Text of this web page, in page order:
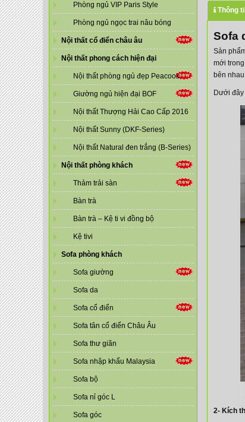
Phòng ngủ VIP Paris Style
Phòng ngủ ngọc trai nâu bóng
Nội thất cổ điển châu âu
Nội thất phong cách hiện đại
Nội thất phòng ngủ đẹp Peacook
Giường ngủ hiện đại BOF
Nội thất Thượng Hải Cao Cấp 2016
Nội thất Sunny (DKF-Series)
Nội thất Natural đen trắng (B-Series)
Nội thất phòng khách
Thảm trải sàn
Bàn trà
Bàn trà – Kệ ti vi đồng bộ
Kệ tivi
Sofa phòng khách
Sofa giường
Sofa da
Sofa cổ điển
Sofa tân cổ điển Châu Âu
Sofa thư giãn
Sofa nhập khẩu Malaysia
Sofa bộ
Sofa nỉ góc L
Sofa góc
Thông
Sofa
Sản
mới
bên
Dưới
2- Kích